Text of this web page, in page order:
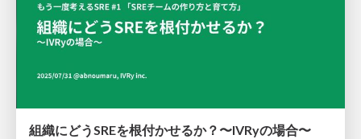
組織にどうSREを根付かせるか？〜IVRyの場合〜